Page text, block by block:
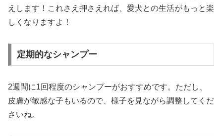
えします！これさえ押さえれば、愛犬との生活がもっと楽
しくなりますよ！
定期的なシャンプー
2週間に1回程度のシャンプーがおすすめです。ただし、
皮膚が敏感な子もいるので、様子を見ながら調整してくだ
さいね。